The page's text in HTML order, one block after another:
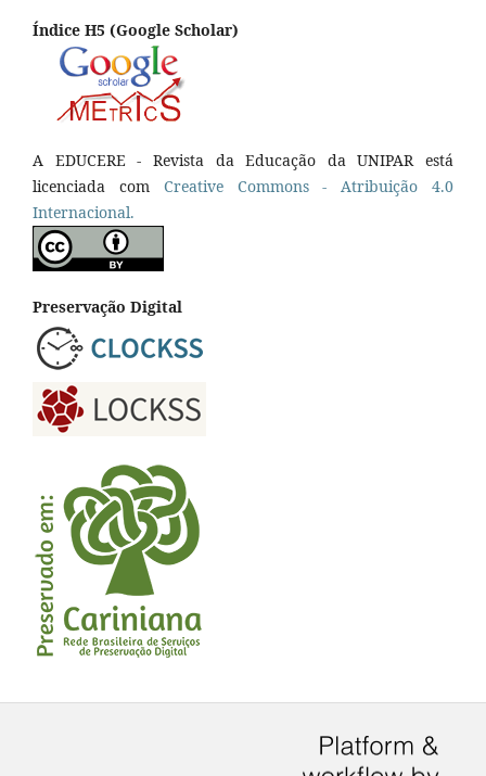
Índice H5 (Google Scholar)
A EDUCERE - Revista da Educação da UNIPAR está
licenciada com CreativeCommons - Atribuição 4.0
Internacional.
Preservação Digital